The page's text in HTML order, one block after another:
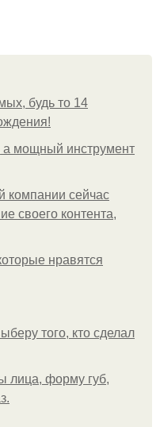
будь то 14
а мощный инструмент
компании сейчас
своего контента,
нравятся
того, кто сделал
лица, форму губ,